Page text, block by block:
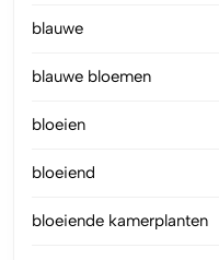
blauwe
blauwe bloemen
bloeien
bloeiend
bloeiende kamerplanten